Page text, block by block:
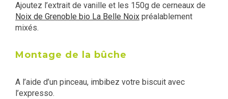
Ajoutez l’extrait de vanille et les 150g de cerneaux de
Noix de Grenoble bio La Belle Noix préalablement
mixés.
Montage de la bûche
A l’aide d’un pinceau, imbibez votre biscuit avec
l’expresso.